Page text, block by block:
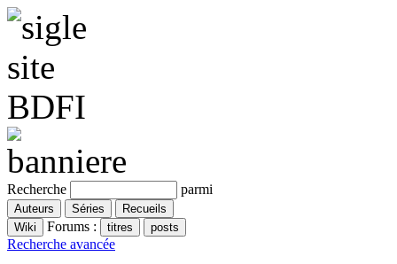
Recherche parmi
Forums :
Recherche avancée